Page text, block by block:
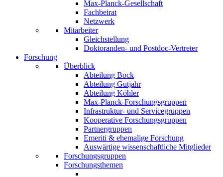
Max-Planck-Gesellschaft
Fachbeirat
Netzwerk
Mitarbeiter
Gleichstellung
Doktoranden- und Postdoc-Vertreter
Forschung
Überblick
Abteilung Bock
Abteilung Gutjahr
Abteilung Köhler
Max-Planck-Forschungsgruppen
Infrastruktur- und Servicegruppen
Kooperative Forschungsgruppen
Partnergruppen
Emeriti & ehemalige Forschung
Auswärtige wissenschaftliche Mitglieder
Forschungsgruppen
Forschungsthemen